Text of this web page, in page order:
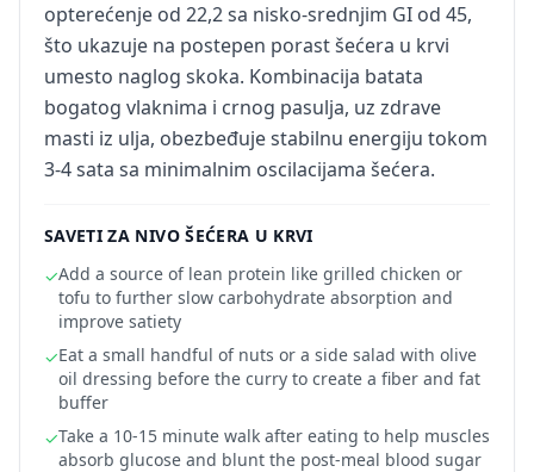
opterećenje od 22,2 sa nisko-srednjim GI od 45,
što ukazuje na postepen porast šećera u krvi
umesto naglog skoka. Kombinacija batata
bogatog vlaknima i crnog pasulja, uz zdrave
masti iz ulja, obezbeđuje stabilnu energiju tokom
3-4 sata sa minimalnim oscilacijama šećera.
SAVETI ZA NIVO ŠEĆERA U KRVI
✓Add a source of lean protein like grilled chicken or
tofu to further slow carbohydrate absorption and
improve satiety
✓Eat a small handful of nuts or a side salad with olive
oil dressing before the curry to create a fiber and fat
buffer
✓Take a 10-15 minute walk after eating to help muscles
absorb glucose and blunt the post-meal blood sugar